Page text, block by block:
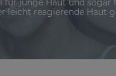
für junge Haut und
leicht reagierende Haut